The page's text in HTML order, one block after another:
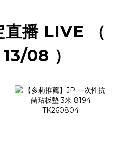
直播 LIVE （
08 ）